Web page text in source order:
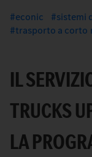
econic
sistemi
trasporto a corto
IL
TRUCKS
LA